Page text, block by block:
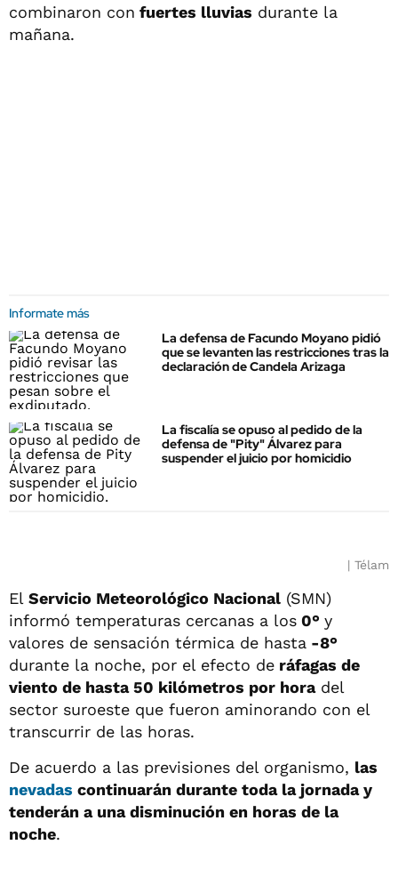
combinaron con fuertes lluvias durante la
mañana.
Informate más
La defensa de Facundo Moyano pidió
que se levanten las restricciones tras la
declaración de Candela Arizaga
La fiscalía se opuso al pedido de la
defensa de "Pity" Álvarez para
suspender el juicio por homicidio
Télam
El Servicio Meteorológico Nacional (SMN)
informó temperaturas cercanas a los 0° y
valores de sensación térmica de hasta -8°
durante la noche, por el efecto de ráfagas de
viento de hasta 50 kilómetros por horadel
sector suroeste que fueron aminorando con el
transcurrir de las horas.
De acuerdo a las previsiones del organismo, las
nevadas continuarán durante toda la jornada y
tenderán a una disminución en horas de la
noche.